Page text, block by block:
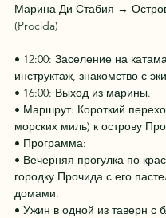
Марина Ди Стабия →
(Procida)
• 12:00: Заселение на
инструктаж, знакомство с
• 16:00: Выход из марины.
• Маршрут: Короткий
морских миль) к острову
• Программа:
• Вечерняя прогулка по
городку Прочида с его
домами.
• Ужин в одной из таверн с